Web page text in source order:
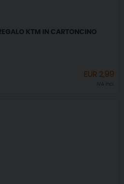
KTM IN CARTONCINO
EUR 2,99
IVA incl.